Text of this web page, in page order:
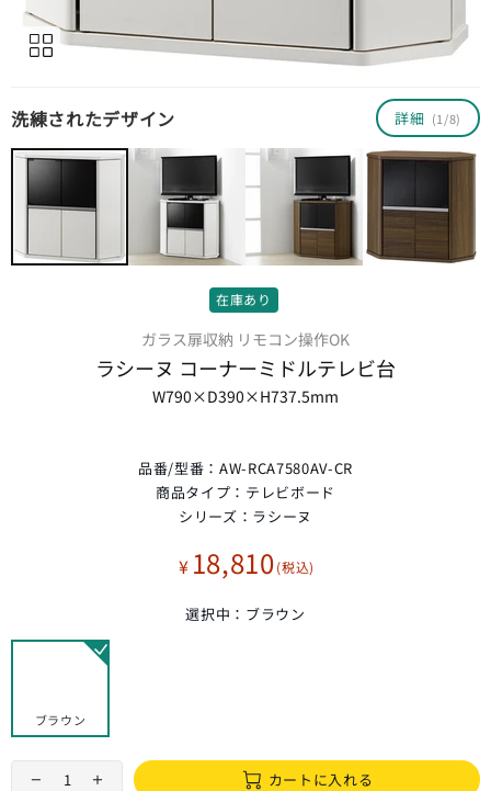
洗練されたデザイン 詳細 (1/8)
在庫あり
ガラス扉収納 リモコン操作OK
ラシーヌ コーナーミドルテレビ台
W790×D390×H737.5mm
品番/型番：AW-RCA7580AV-CR
商品タイプ： テレビボード
シリーズ： ラシーヌ
¥ 18,810
選択中： ブラウン
ブラウン
カートに入れる